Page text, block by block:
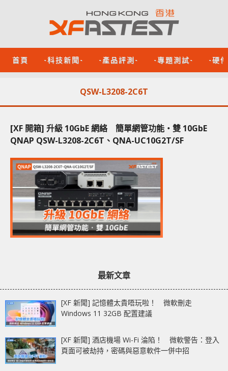
首頁 -科技新聞- -產品評測- -專題測試- -硬
QSW-L3208-2C6T
[XF 開箱] 升級 10GbE 網絡 簡單網管功能‧雙 10GbE
QNAP QSW-L3208-2C6T、QNA-UC10G2T/SF
最新文章
[XF 新聞] 記憶體太貴唔玩啦！ 微軟刪走
Windows 11 32GB 配置建議
[XF 新聞] 酒店機場 Wi-Fi 淪陷！ 微軟警告：登入
頁面可被劫持，密碼與惡意軟件一併中招